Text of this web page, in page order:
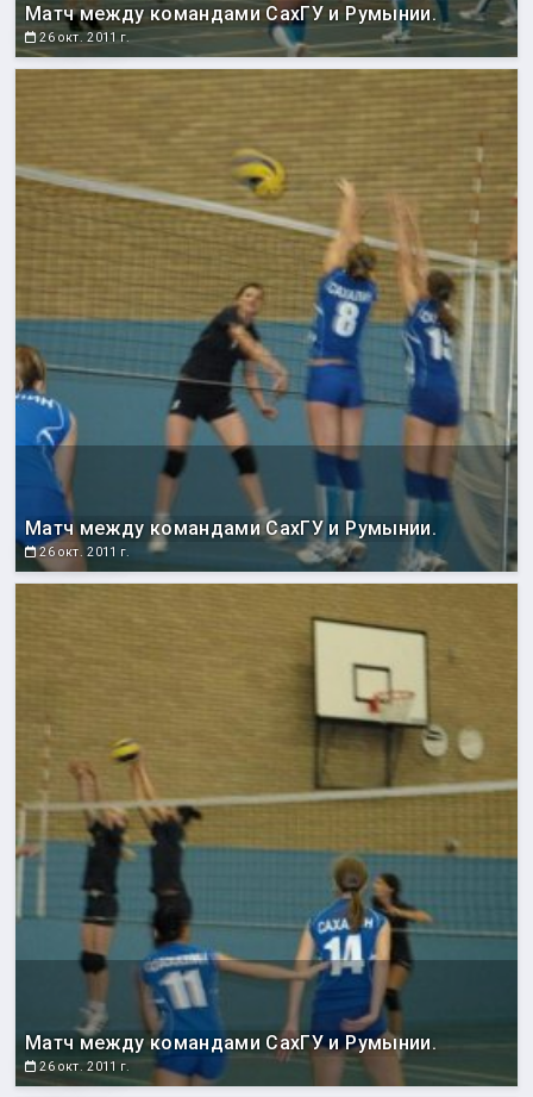
Матч между командами СахГУ и Румынии.
26 окт. 2011 г.
Матч между командами СахГУ и Румынии.
26 окт. 2011 г.
Матч между командами СахГУ и Румынии.
26 окт. 2011 г.